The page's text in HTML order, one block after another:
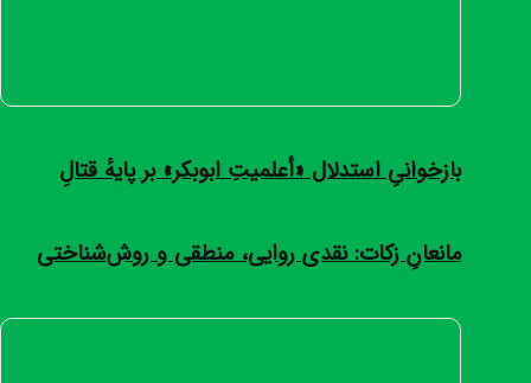
بازخوانیِ استدلال «أعلمیتِ ابوبکر» بر پایهٔ قتالِ
مانعانِ زکات: نقدی روایی، منطقی و روش‌شناختی